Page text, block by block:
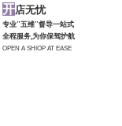
开店无忧
专业"五维"督导一站式
全程服务,为你保驾护航
OPEN A SHIOP AT EASE